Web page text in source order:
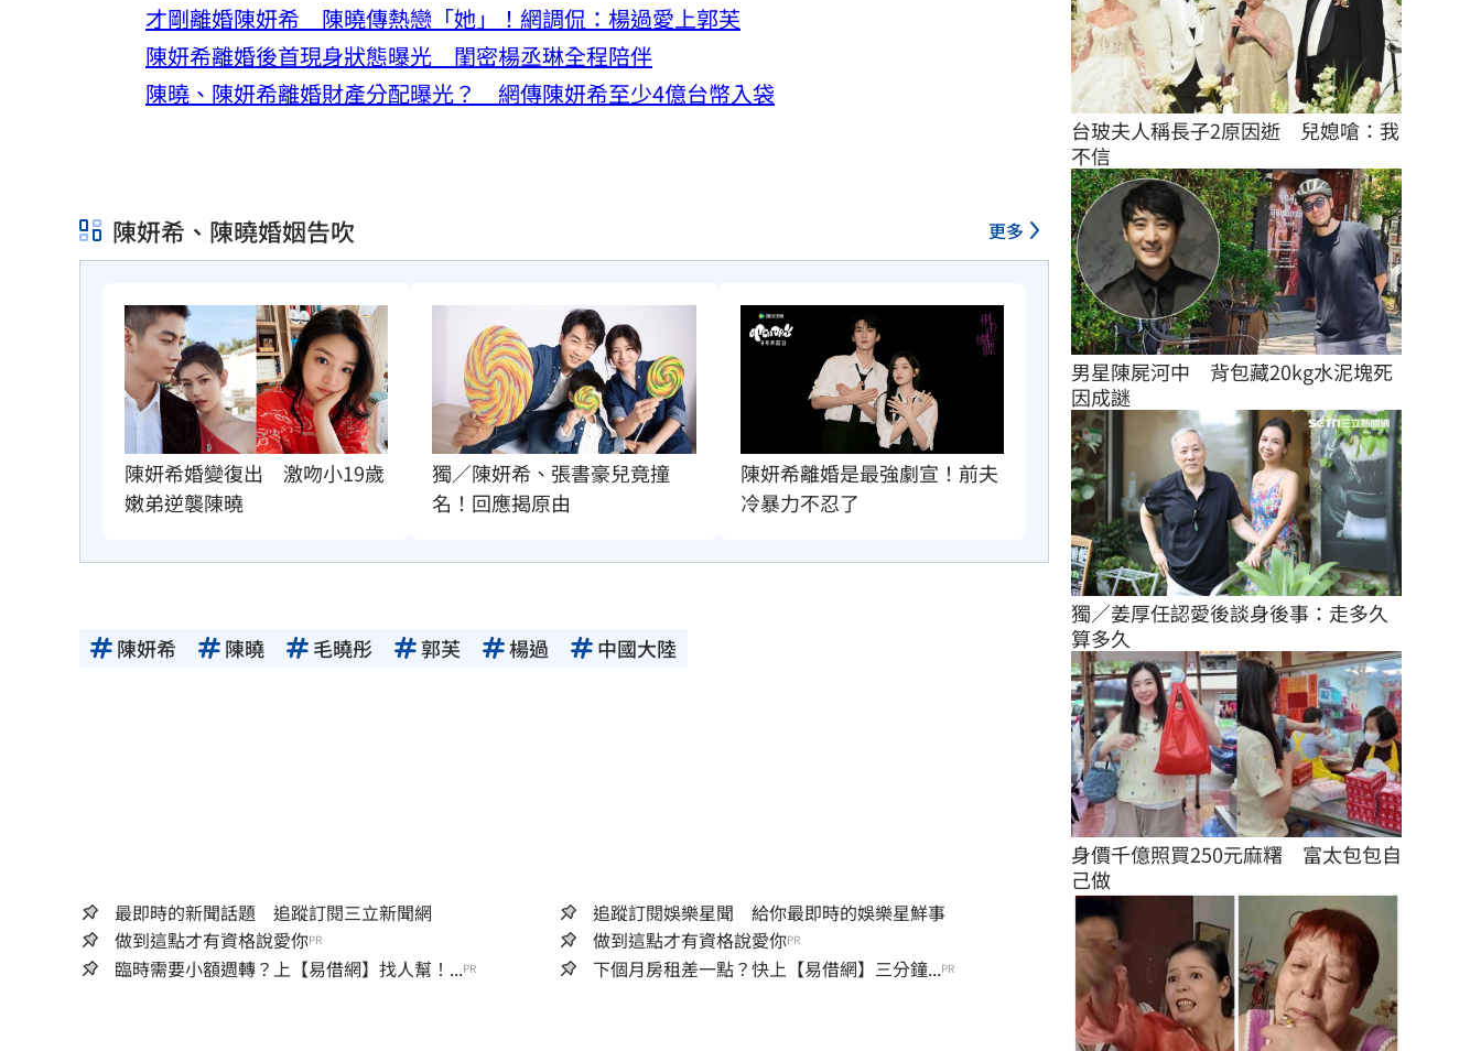
才剛離婚陳妍希 陳曉傳熱戀「她」！網調侃：楊過愛上郭芙
陳妍希離婚後首現身狀態曝光 閨密楊丞琳全程陪伴
陳曉、陳妍希離婚財產分配曝光？ 網傳陳妍希至少4億台幣入袋
陳妍希、陳曉婚姻告吹 更多
陳妍希婚變復出　激吻小19歲
嫩弟逆襲陳曉
獨／陳妍希、張書豪兒竟撞
名！回應揭原由
陳妍希離婚是最強劇宣！前夫
冷暴力不忍了
陳妍希 陳曉 毛曉彤 郭芙 楊過 中國大陸
最即時的新聞話題 追蹤訂閱三立新聞網
追蹤訂閱娛樂星聞 給你最即時的娛樂星鮮事
做到這點才有資格說愛你PR 做到這點才有資格說愛你PR
臨時需要小額週轉？上【易借網】找人幫！...PR 下個月房租差一點？快上【易借網】三分鐘...PR
台玻夫人稱長子2原因逝　兒媳嗆：我
不信
男星陳屍河中　背包藏20kg水泥塊死
因成謎
獨／姜厚任認愛後談身後事：走多久
算多久
身價千億照買250元麻糬　富太包包自
己做